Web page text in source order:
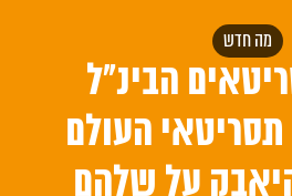
מה חדש
הבינ"ל
העולם
על שלהם